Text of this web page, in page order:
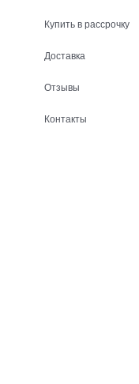
Купить в рассрочку
Доставка
Отзывы
Контакты